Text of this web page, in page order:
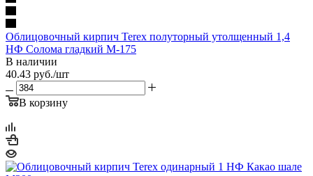
Облицовочный кирпич Terex полуторный утолщенный 1,4
НФ Солома гладкий М-175
В наличии
40.43 руб./шт
В корзину